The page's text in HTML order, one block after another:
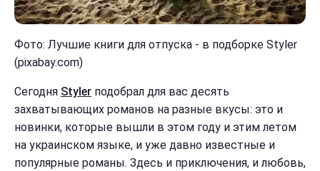
Фото: Лучшие книги для отпуска - в подборке Styler
(pixabay.com)
Сегодня Styler подобрал для вас десять
захватывающих романов на разные вкусы: это и
новинки, которые вышли в этом году и этим летом
на украинском языке, и уже давно известные и
популярные романы. Здесь и приключения, и любовь,